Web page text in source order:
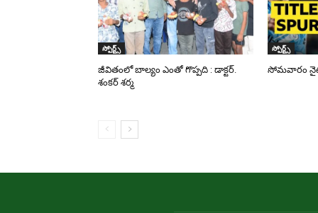
స్పోర్ట్స్
జీవితంలో బాల్యం ఎంతో గొప్పది : డాక్టర్.
శంకర్ శర్మ
స్పోర్ట్స్
సోమవారం నైట్